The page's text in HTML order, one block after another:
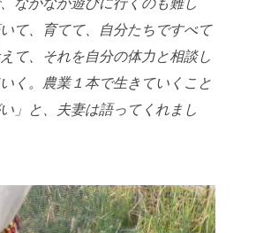
て、育てて、自分たちですべて
て、それを自分の体力と相談し
く。農業１本で生きていくこと
」と、夫妻は語ってくれまし